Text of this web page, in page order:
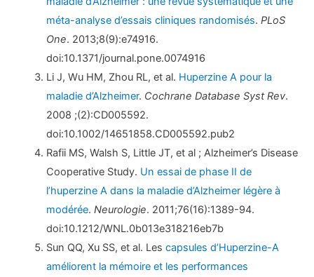
méta-analyse d’essais cliniques randomisés.PLoS
One. 2013;8(9):e74916.
doi:10.1371/journal.pone.0074916
Li J, Wu HM, Zhou RL, et al. Huperzine A pour la
maladie d’Alzheimer. Cochrane Database Syst Rev.
2008 ;(2):CD005592.
doi:10.1002/14651858.CD005592.pub2
Rafii MS, Walsh S, Little JT, et al ; Alzheimer’s Disease
Cooperative Study. Un essai de phase II de
l’huperzine A dans la maladie d’Alzheimer légère à
modérée.Neurologie. 2011;76(16):1389-94.
doi:10.1212/WNL.0b013e318216eb7b
Sun QQ, Xu SS, et al. Lescapsules d’Huperzine-A
améliorent la mémoire et les performances